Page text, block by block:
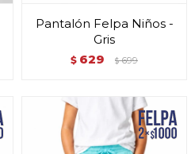
Pantalón Felpa Niños -
Gris
$ 629 $ 699